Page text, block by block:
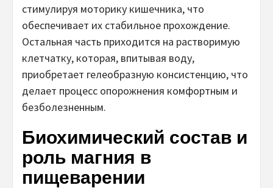
стимулируя моторику кишечника, что
обеспечивает их стабильное прохождение.
Остальная часть приходится на растворимую
клетчатку, которая, впитывая воду,
приобретает гелеобразную консистенцию, что
делает процесс опорожнения комфортным и
безболезненным.
Биохимический состав и
роль магния в
пищеварении